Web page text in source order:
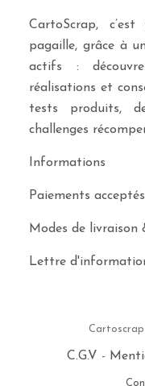
CartoScrap,
pagaille, grâce à
actifs :
réalisations et
tests produits,
challenges
Informations
Paiements acceptés
Modes de livraison
Lettre
C.G.V -